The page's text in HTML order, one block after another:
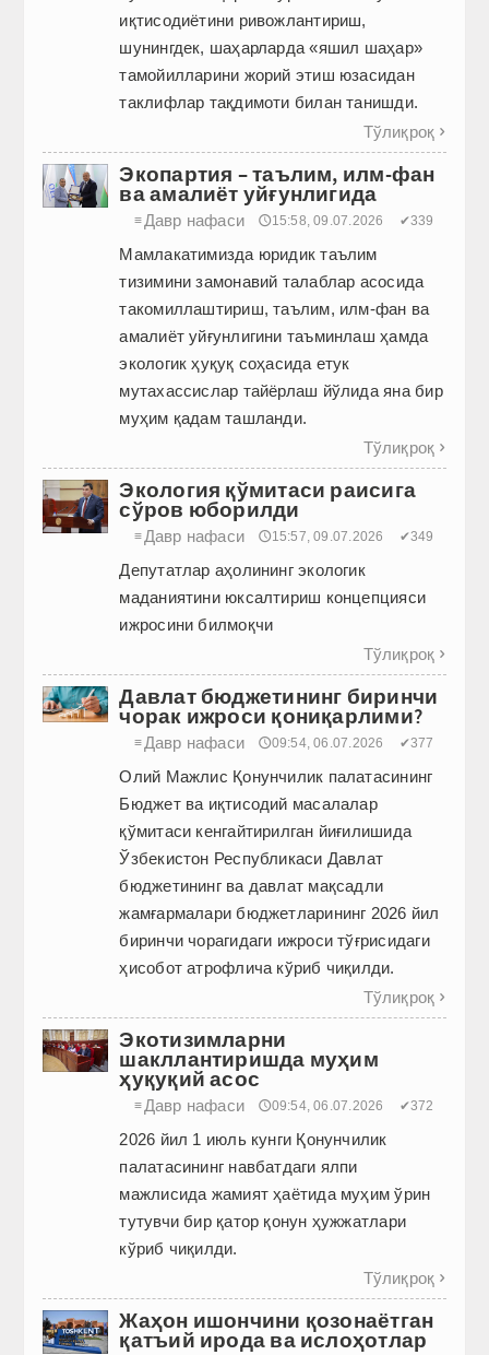
иқтисодиётини ривожлантириш,
шунингдек, шаҳарларда «яшил шаҳар»
тамойилларини жорий этиш юзасидан
таклифлар тақдимоти билан танишди.
Тўлиқроқ 
Экопартия – таълим, илм-фан
ва амалиёт уйғунлигида
≡ Давр нафаси 🕔15:58, 09.07.2026 ✔339
Мамлакатимизда юридик таълим
тизимини замонавий талаблар асосида
такомиллаштириш, таълим, илм-фан ва
амалиёт уйғунлигини таъминлаш ҳамда
экологик ҳуқуқ соҳасида етук
мутахассислар тайёрлаш йўлида яна бир
муҳим қадам ташланди.
Тўлиқроқ 
Экология қўмитаси раисига
сўров юборилди
≡ Давр нафаси 🕔15:57, 09.07.2026 ✔349
Депутатлар аҳолининг экологик
маданиятини юксалтириш концепцияси
ижросини билмоқчи
Тўлиқроқ 
Давлат бюджетининг биринчи
чорак ижроси қониқарлими?
≡ Давр нафаси 🕔09:54, 06.07.2026 ✔377
Олий Мажлис Қонунчилик палатасининг
Бюджет ва иқтисодий масалалар
қўмитаси кенгайтирилган йиғилишида
Ўзбекистон Рес­публикаси Давлат
бюджетининг ва давлат мақсадли
жамғармалари бюджетларининг 2026 йил
биринчи чорагидаги ижроси тўғрисидаги
ҳисобот атрофлича кўриб чиқилди.
Тўлиқроқ 
Экотизимларни
шакллантиришда муҳим
ҳуқуқий асос
≡ Давр нафаси 🕔09:54, 06.07.2026 ✔372
2026 йил 1 июль кунги Қонунчилик
палатасининг навбатдаги ялпи
мажлисида жамият ҳаётида муҳим ўрин
тутувчи бир қатор қонун ҳужжатлари
кўриб чиқилди.
Тўлиқроқ 
Жаҳон ишончини қозонаётган
қатъий ирода ва ислоҳотлар